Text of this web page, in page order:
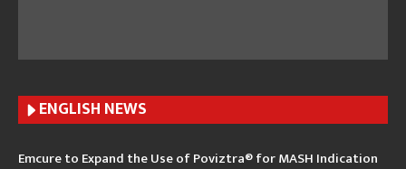
ENGLISH NEWS
Emcure to Expand the Use of Poviztra® for MASH Indication